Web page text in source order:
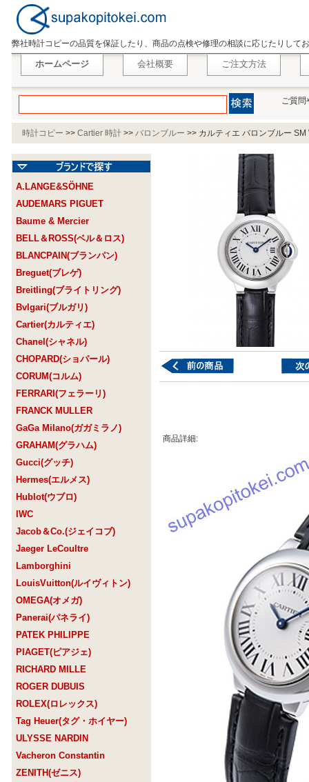
弊社時計コピーの品質を保証したり、商品の点検や修理の相談に応じたりして
ホームページ 会社概要 ご注文方法
ご質問
時計コピー >> Cartier 時計 >> バロンブルー >> カルティエ バロンブルー
A.LANGE&SÖHNE
AUDEMARS PIGUET
Baume & Mercier
BELL＆ROSS(ベル＆ロス)
BLANCPAIN(ブランパン)
Breguet(ブレゲ)
Breitling(ブライトリング)
Bvlgari(ブルガリ)
Cartier(カルティエ)
Chanel(シャネル)
CHOPARD(ショパール)
CORUM(コルム)
FERRARI(フェラーリ)
FRANCK MULLER
GaGa Milano(ガガミラノ)
GRAHAM(グラハム)
Gucci(グッチ)
Hermes(エルメス)
Hublot(ウブロ)
IWC
Jacob＆Co.(ジェイコブ)
Jaeger LeCoultre
Lamborghini
LouisVuitton(ルイヴィトン)
OMEGA(オメガ)
Panerai(パネライ)
PATEK PHILIPPE
PIAGET(ピアジェ)
RICHARD MILLE
ROGER DUBUIS
ROLEX(ロレックス)
Tag Heuer(タグ・ホイヤー)
ULYSSE NARDIN
Vacheron Constantin
ZENITH(ゼニス)
商品詳細: